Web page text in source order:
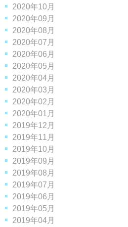
2020年10月
2020年09月
2020年08月
2020年07月
2020年06月
2020年05月
2020年04月
2020年03月
2020年02月
2020年01月
2019年12月
2019年11月
2019年10月
2019年09月
2019年08月
2019年07月
2019年06月
2019年05月
2019年04月